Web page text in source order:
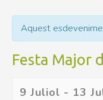
Aquest
Festa Major
9 Juliol - 13